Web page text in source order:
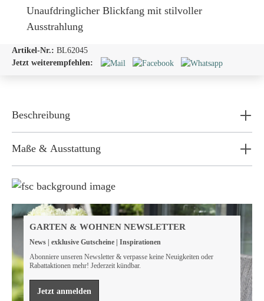
Unaufdringlicher Blickfang mit stilvoller
Ausstrahlung
Artikel-Nr.: BL62045
Jetzt weiterempfehlen:
Beschreibung
Maße & Ausstattung
Wir sind FSC® zertifiziert
leisten müssen, um unsere natürlichen Ressourcen zu
bewahren.
Mehr erfahren
GARTEN & WOHNEN NEWSLETTER
News | exklusive Gutscheine | Inspirationen
Abonniere unseren Newsletter & verpasse keine Neuigkeiten oder
Rabattaktionen mehr! Jederzeit kündbar.
Jetzt anmelden